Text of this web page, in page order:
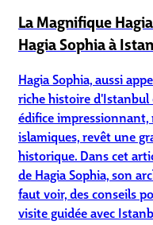
La Magnifique
Hagia Sophia à
Hagia Sophia, aussi
riche histoire d'Istanbul
édifice
islamiques, revêt une
historique. Dans cet
de Hagia Sophia, son
faut voir, des conseils
visite guidée avec